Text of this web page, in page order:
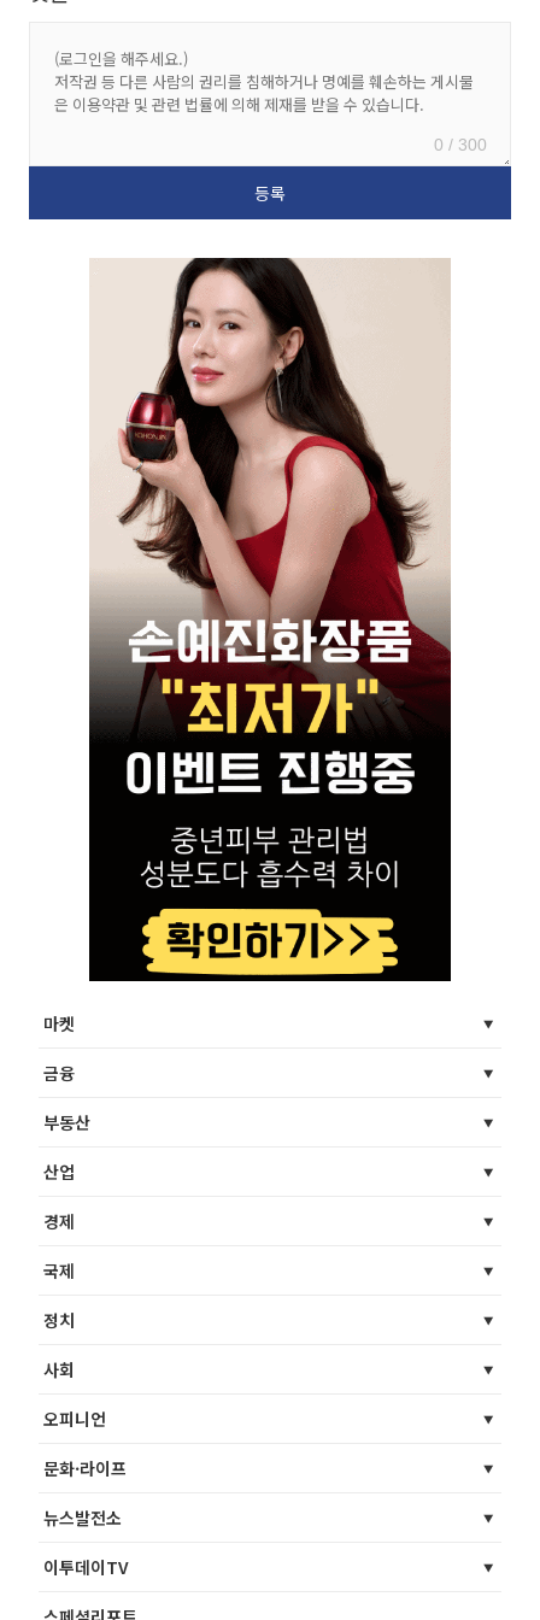
0 / 300
마켓
금융
부동산
산업
경제
국제
정치
사회
오피니언
문화·라이프
뉴스발전소
이투데이TV